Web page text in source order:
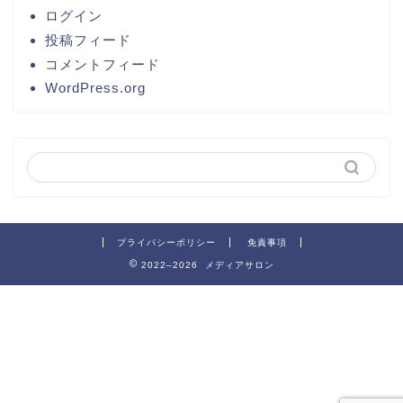
ログイン
投稿フィード
コメントフィード
WordPress.org
プライバシーポリシー 免責事項
2022–2026 メディアサロン